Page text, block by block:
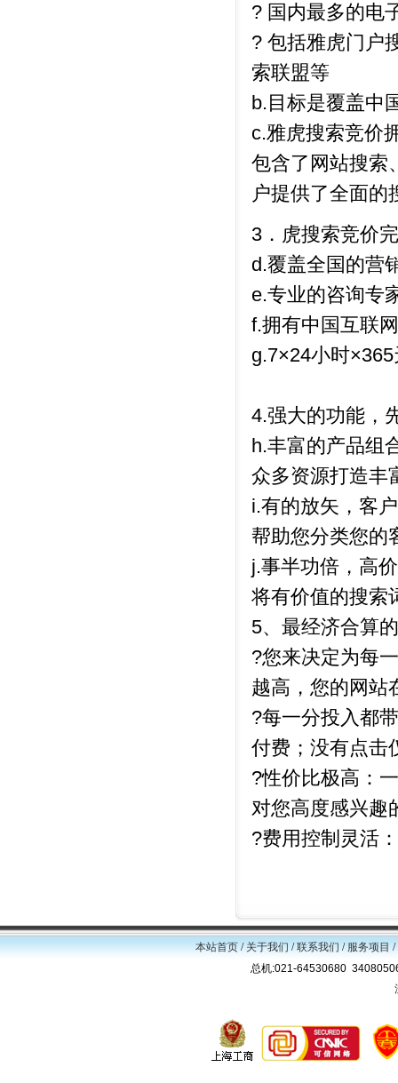
? 国内最多的电
? 包括雅虎门户
索联盟等
b.目标是覆盖中
c.雅虎搜索竞价
包含了网站搜索
户提供了全面的
3．虎搜索竞价
d.覆盖全国的营
e.专业的咨询专
f.拥有中国互联
g.7×24小时
4.强大的功能，
h.丰富的产品组
众多资源打造丰
i.有的放矢，客
帮助您分类您的
j.事半功倍，高
将有价值的搜索
5、最经济合算
?您来决定为每
越高，您的网站
?每一分投入都
付费；没有点击
?性价比极高：
对您高度感兴趣
?费用控制灵活
本站首页/关于我们/联系我们/服务项目/
总机:021-64530680